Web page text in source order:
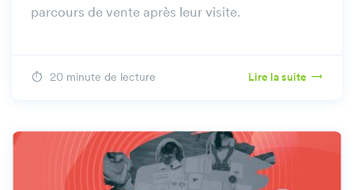
parcours de vente après leur visite.
20 minute de lecture Lire la suite